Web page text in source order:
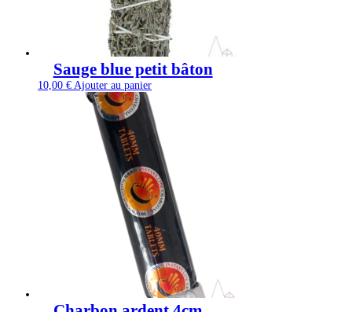
Sauge blue petit bâton
10,00 € Ajouter au panier